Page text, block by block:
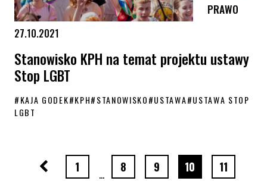
PRAWO
27.10.2021
Stanowisko KPH na temat projektu ustawy
Stop LGBT
#KAJA GODEK#KPH#STANOWISKO#USTAWA#USTAWA STOP
LGBT
Poprzednia strona
strona numer
1 …
strona numer
8 strona numer
9 strona numer
10 strona
11